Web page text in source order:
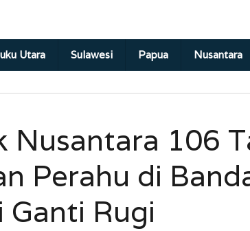
Utara Sulawesi Papua Nusantara
Nusantara 106
Perahu di
Ganti Rugi